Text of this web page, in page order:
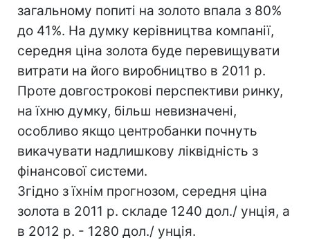
загальному попиті на золото впала з 80%
до 41%. На думку керівництва компанії,
середня ціна золота буде перевищувати
витрати на його виробництво в 2011 р.
Проте довгострокові перспективи ринку,
на їхню думку, більш невизначені,
особливо якщо центробанки почнуть
викачувати надлишкову ліквідність з
фінансової системи.
Згідно з їхнім прогнозом, середня ціна
золота в 2011 р. складе 1240 дол./ унція, а
в 2012 р. - 1280 дол./ унція.